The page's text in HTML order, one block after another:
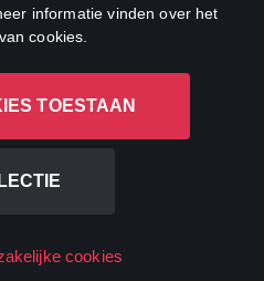
informatie vinden over het
cookies.
TOESTAAN
cookies
Albert Borschette 4, L-1246